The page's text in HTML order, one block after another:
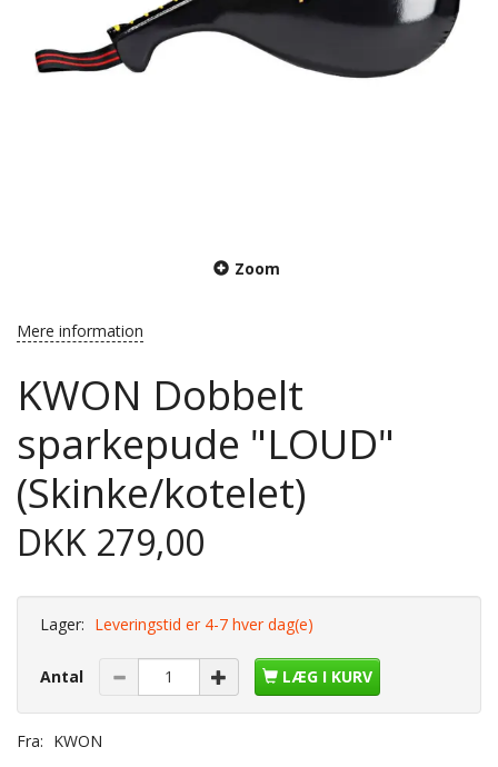
Zoom
Mere information
KWON Dobbelt
sparkepude "LOUD"
(Skinke/kotelet)
DKK 279,00
Lager: Leveringstid er 4-7 hver dag(e)
Antal LÆG I KURV
Fra: KWON